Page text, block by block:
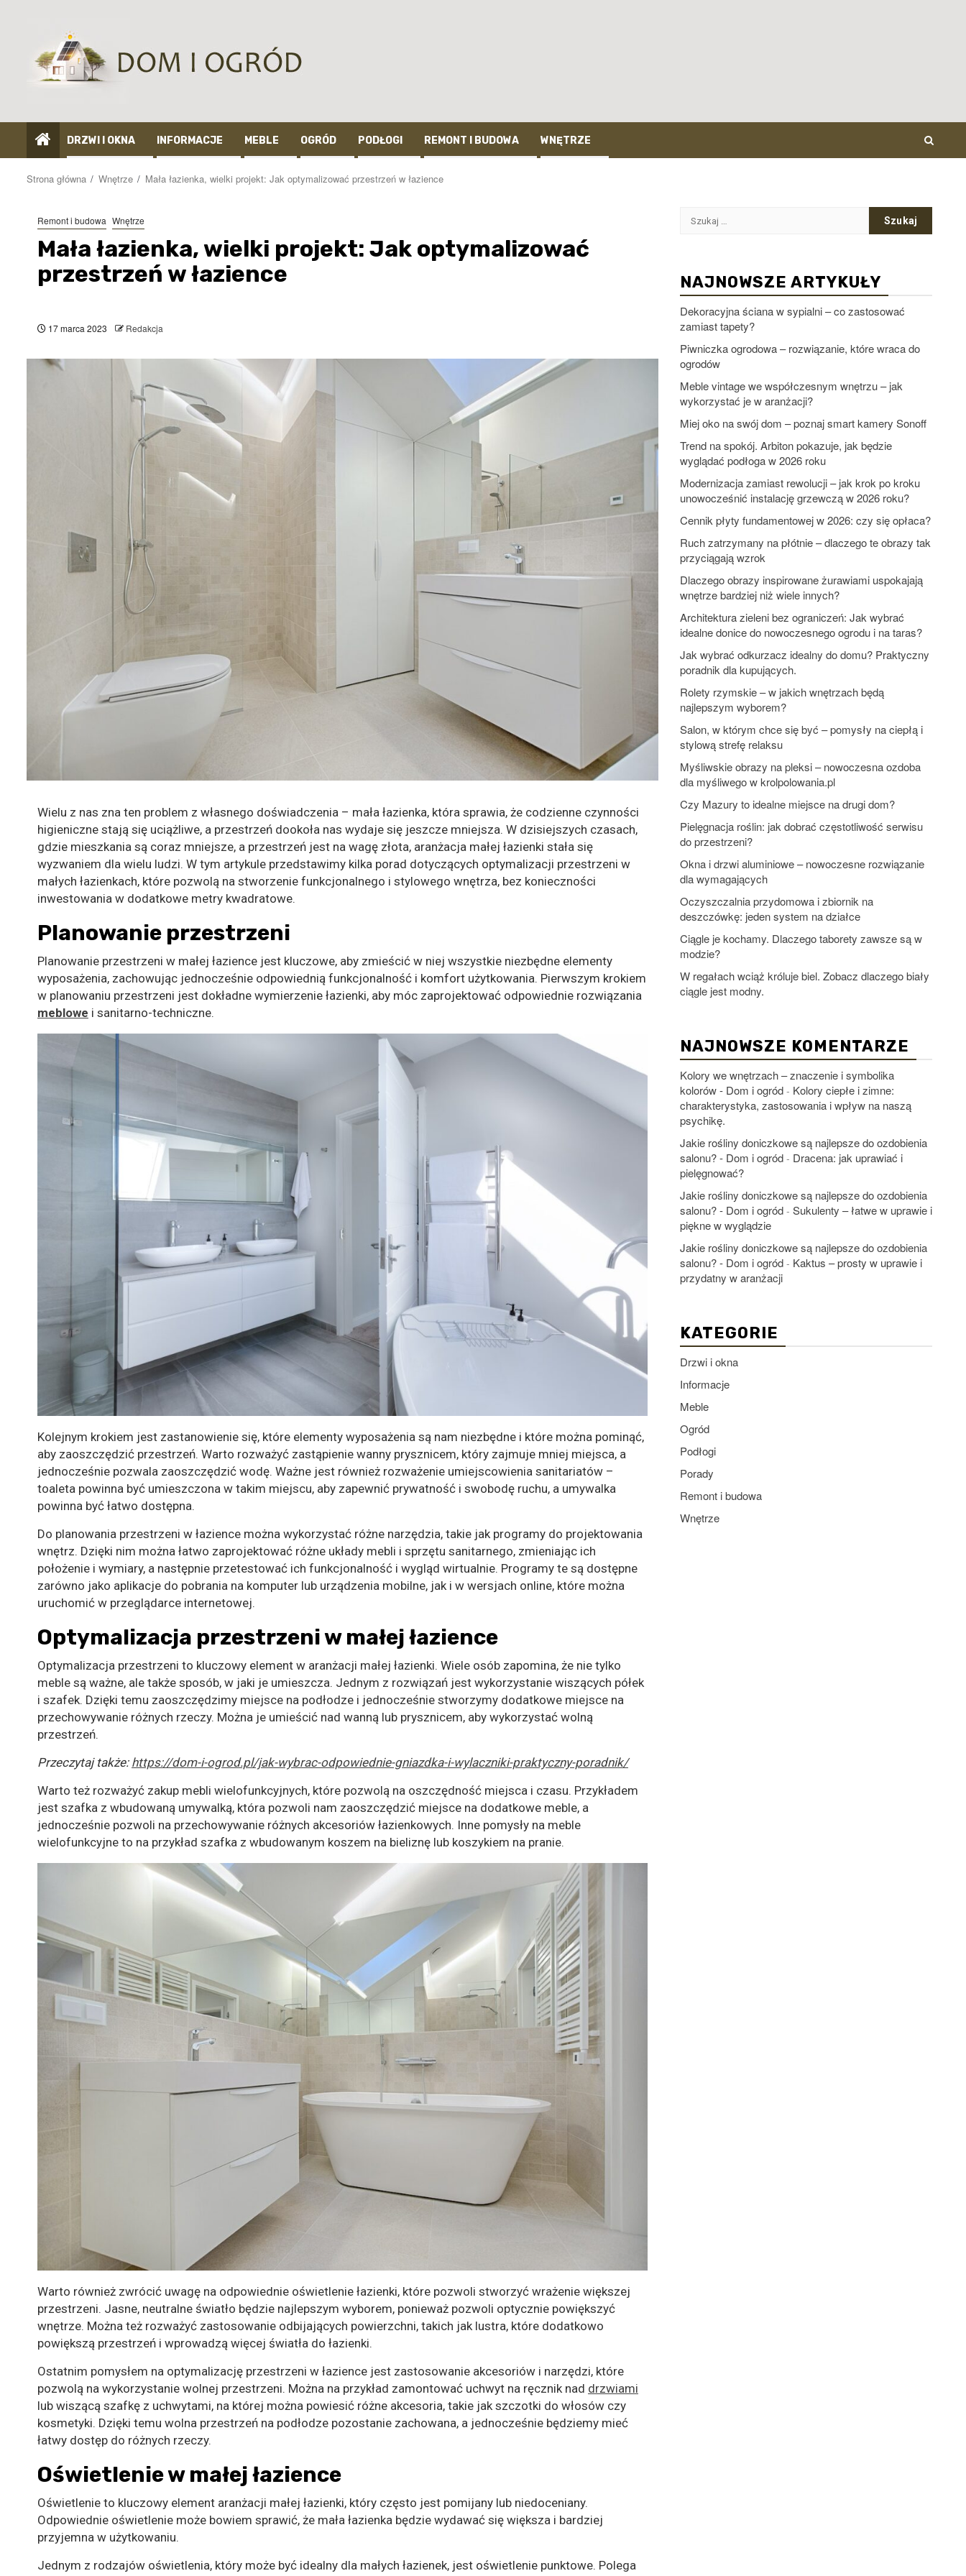
DRZWI I OKNA INFORMACJE MEBLE OGRÓD PODŁOGI REMONT I BUDOWA WNĘTRZE
Strona główna Wnętrze Mała łazienka, wielki projekt: Jak optymalizować przestrzeń w łazience
Remont i budowa Wnętrze
Mała łazienka, wielki projekt: Jak optymalizować
przestrzeń w łazience
17 marca 2023 Redakcja
Wielu z nas zna ten problem z własnego doświadczenia – mała łazienka, która sprawia, że codzienne czynności
higieniczne stają się uciążliwe, a przestrzeń dookoła nas wydaje się jeszcze mniejsza. W dzisiejszych czasach,
gdzie mieszkania są coraz mniejsze, a przestrzeń jest na wagę złota, aranżacja małej łazienki stała się
wyzwaniem dla wielu ludzi. W tym artykule przedstawimy kilka porad dotyczących optymalizacji przestrzeni w
małych łazienkach, które pozwolą na stworzenie funkcjonalnego i stylowego wnętrza, bez konieczności
inwestowania w dodatkowe metry kwadratowe.
Planowanie przestrzeni
Planowanie przestrzeni w małej łazience jest kluczowe, aby zmieścić w niej wszystkie niezbędne elementy
wyposażenia, zachowując jednocześnie odpowiednią funkcjonalność i komfort użytkowania. Pierwszym krokiem
w planowaniu przestrzeni jest dokładne wymierzenie łazienki, aby móc zaprojektować odpowiednie rozwiązania
meblowe i sanitarno-techniczne.
Kolejnym krokiem jest zastanowienie się, które elementy wyposażenia są nam niezbędne i które można pominąć,
aby zaoszczędzić przestrzeń. Warto rozważyć zastąpienie wanny prysznicem, który zajmuje mniej miejsca, a
jednocześnie pozwala zaoszczędzić wodę. Ważne jest również rozważenie umiejscowienia sanitariatów –
toaleta powinna być umieszczona w takim miejscu, aby zapewnić prywatność i swobodę ruchu, a umywalka
powinna być łatwo dostępna.
Do planowania przestrzeni w łazience można wykorzystać różne narzędzia, takie jak programy do projektowania
wnętrz. Dzięki nim można łatwo zaprojektować różne układy mebli i sprzętu sanitarnego, zmieniając ich
położenie i wymiary, a następnie przetestować ich funkcjonalność i wygląd wirtualnie. Programy te są dostępne
zarówno jako aplikacje do pobrania na komputer lub urządzenia mobilne, jak i w wersjach online, które można
uruchomić w przeglądarce internetowej.
Optymalizacja przestrzeni w małej łazience
Optymalizacja przestrzeni to kluczowy element w aranżacji małej łazienki. Wiele osób zapomina, że nie tylko
meble są ważne, ale także sposób, w jaki je umieszcza. Jednym z rozwiązań jest wykorzystanie wiszących półek
i szafek. Dzięki temu zaoszczędzimy miejsce na podłodze i jednocześnie stworzymy dodatkowe miejsce na
przechowywanie różnych rzeczy. Można je umieścić nad wanną lub prysznicem, aby wykorzystać wolną
przestrzeń.
Przeczytaj także: https://dom-i-ogrod.pl/jak-wybrac-odpowiednie-gniazdka-i-wylaczniki-praktyczny-poradnik/
Warto też rozważyć zakup mebli wielofunkcyjnych, które pozwolą na oszczędność miejsca i czasu. Przykładem
jest szafka z wbudowaną umywalką, która pozwoli nam zaoszczędzić miejsce na dodatkowe meble, a
jednocześnie pozwoli na przechowywanie różnych akcesoriów łazienkowych. Inne pomysły na meble
wielofunkcyjne to na przykład szafka z wbudowanym koszem na bieliznę lub koszykiem na pranie.
Warto również zwrócić uwagę na odpowiednie oświetlenie łazienki, które pozwoli stworzyć wrażenie większej
przestrzeni. Jasne, neutralne światło będzie najlepszym wyborem, ponieważ pozwoli optycznie powiększyć
wnętrze. Można też rozważyć zastosowanie odbijających powierzchni, takich jak lustra, które dodatkowo
powiększą przestrzeń i wprowadzą więcej światła do łazienki.
Ostatnim pomysłem na optymalizację przestrzeni w łazience jest zastosowanie akcesoriów i narzędzi, które
pozwolą na wykorzystanie wolnej przestrzeni. Można na przykład zamontować uchwyt na ręcznik nad drzwiami
lub wiszącą szafkę z uchwytami, na której można powiesić różne akcesoria, takie jak szczotki do włosów czy
kosmetyki. Dzięki temu wolna przestrzeń na podłodze pozostanie zachowana, a jednocześnie będziemy mieć
łatwy dostęp do różnych rzeczy.
Oświetlenie w małej łazience
Oświetlenie to kluczowy element aranżacji małej łazienki, który często jest pomijany lub niedoceniany.
Odpowiednie oświetlenie może bowiem sprawić, że mała łazienka będzie wydawać się większa i bardziej
przyjemna w użytkowaniu.
Jednym z rodzajów oświetlenia, który może być idealny dla małych łazienek, jest oświetlenie punktowe. Polega
Szukaj:
NAJNOWSZE ARTYKUŁY
Dekoracyjna ściana w sypialni – co zastosować
zamiast tapety?
Piwniczka ogrodowa – rozwiązanie, które wraca do
ogrodów
Meble vintage we współczesnym wnętrzu – jak
wykorzystać je w aranżacji?
Miej oko na swój dom – poznaj smart kamery Sonoff
Trend na spokój. Arbiton pokazuje, jak będzie
wyglądać podłoga w 2026 roku
Modernizacja zamiast rewolucji – jak krok po kroku
unowocześnić instalację grzewczą w 2026 roku?
Cennik płyty fundamentowej w 2026: czy się opłaca?
Ruch zatrzymany na płótnie – dlaczego te obrazy tak
przyciągają wzrok
Dlaczego obrazy inspirowane żurawiami uspokajają
wnętrze bardziej niż wiele innych?
Architektura zieleni bez ograniczeń: Jak wybrać
idealne donice do nowoczesnego ogrodu i na taras?
Jak wybrać odkurzacz idealny do domu? Praktyczny
poradnik dla kupujących.
Rolety rzymskie – w jakich wnętrzach będą
najlepszym wyborem?
Salon, w którym chce się być – pomysły na ciepłą i
stylową strefę relaksu
Myśliwskie obrazy na pleksi – nowoczesna ozdoba
dla myśliwego w krolpolowania.pl
Czy Mazury to idealne miejsce na drugi dom?
Pielęgnacja roślin: jak dobrać częstotliwość serwisu
do przestrzeni?
Okna i drzwi aluminiowe – nowoczesne rozwiązanie
dla wymagających
Oczyszczalnia przydomowa i zbiornik na
deszczówkę: jeden system na działce
Ciągle je kochamy. Dlaczego taborety zawsze są w
modzie?
W regałach wciąż króluje biel. Zobacz dlaczego biały
ciągle jest modny.
NAJNOWSZE KOMENTARZE
Kolory we wnętrzach – znaczenie i symbolika
kolorów - Dom i ogród - Kolory ciepłe i zimne:
charakterystyka, zastosowania i wpływ na naszą
psychikę.
Jakie rośliny doniczkowe są najlepsze do ozdobienia
salonu? - Dom i ogród - Dracena: jak uprawiać i
pielęgnować?
Jakie rośliny doniczkowe są najlepsze do ozdobienia
salonu? - Dom i ogród - Sukulenty – łatwe w uprawie i
piękne w wyglądzie
Jakie rośliny doniczkowe są najlepsze do ozdobienia
salonu? - Dom i ogród - Kaktus – prosty w uprawie i
przydatny w aranżacji
KATEGORIE
Drzwi i okna
Informacje
Meble
Ogród
Podłogi
Porady
Remont i budowa
Wnętrze